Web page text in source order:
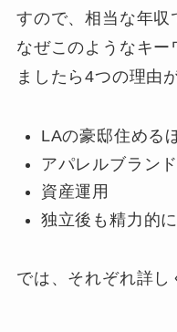
すので、相当な年収
なぜこのようなキー
ましたら4つの理由
LAの豪邸住める
アパレルブラン
資産運用
独立後も精力的
では、それぞれ詳し